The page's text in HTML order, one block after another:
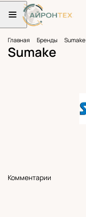
Главная Бренды Sumake
Sumake
Комментарии